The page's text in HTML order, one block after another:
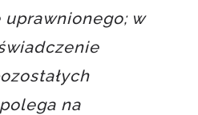
w
na